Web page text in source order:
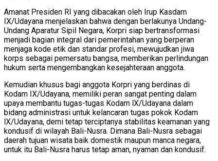
Amanat Presiden RI yang dibacakan oleh Irup Kasdam
IX/Udayana menjelaskan bahwa dengan berlakunya Undang-
Undang Aparatur Sipil Negara, Korpri siap bertransformasi
menjadi bagian integral dari pemerintahan yang berperan
menjaga kode etik dan standar profesi, mewujudkan jiwa
korps sebagai pemersatu bangsa, memberikan perlindungan
hukum serta mengembangkan kesejahteraan anggota.
Kemudian khusus bagi anggota Korpri yang berdinas di
Kodam IX/Udayana, memiliki peran sangat penting dalam
upaya membantu tugas-tugas Kodam lX/Udayana dalam
bidang administrasi untuk kelancaran tugas pokok Kodam
lX/Udayana, demi tetap terciptanya stabilitas keamanan yang
kondusif di wilayah Bali-Nusra. Dimana Bali-Nusra sebagai
daerah tujuan wisata baik domestik maupun manca negara,
untuk itu Bali-Nusra harus tetap aman, nyaman dan kondusif.